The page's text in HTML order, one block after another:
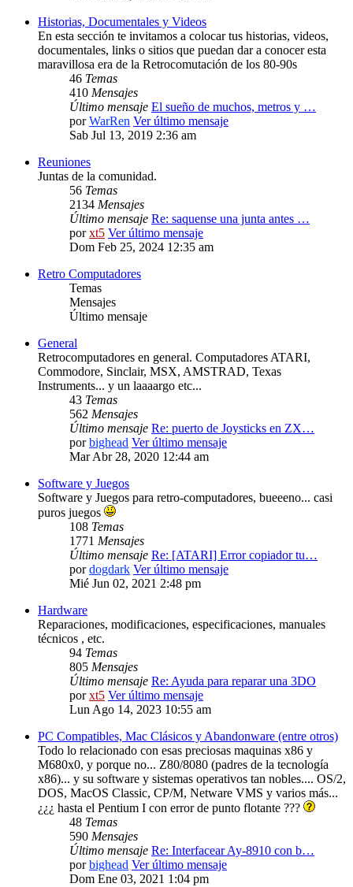
Historias, Documentales y Videos
En esta sección te invitamos a colocar tus historias, videos,
documentales, links o sitios que puedan dar a conocer esta
maravillosa era de la Retrocomutación de los 80-90s
46 Temas
410 Mensajes
Último mensaje El sueño de muchos, metros y …
porWarRen Ver último mensaje
Sab Jul 13, 2019 2:36 am
Reuniones
Juntas de la comunidad.
56 Temas
2134 Mensajes
Último mensaje Re: saquense una junta antes …
porxt5 Ver último mensaje
Dom Feb 25, 2024 12:35 am
Retro Computadores
Temas
Mensajes
Último mensaje
General
Retrocomputadores en general. Computadores ATARI,
Commodore, Sinclair, MSX, AMSTRAD, Texas
Instruments... y un laaaargo etc...
43 Temas
562 Mensajes
Último mensaje Re: puerto de Joysticks en ZX…
porbighead Ver último mensaje
Mar Abr 28, 2020 12:44 am
Software y Juegos
Software y Juegos para retro-computadores, bueeeno... casi
puros juegos
108 Temas
1771 Mensajes
Último mensaje Re: [ATARI] Error copiador tu…
pordogdark Ver último mensaje
Mié Jun 02, 2021 2:48 pm
Hardware
Reparaciones, modificaciones, especificaciones, manuales
técnicos , etc.
94 Temas
805 Mensajes
Último mensaje Re: Ayuda para reparar una 3DO
porxt5 Ver último mensaje
Lun Ago 14, 2023 10:55 am
PC Compatibles, Mac Clásicos y Abandonware (entre otros)
Todo lo relacionado con esas preciosas maquinas x86 y
M680x0, y porque no... Z80/8080 (padres de la tecnología
x86)... y su software y sistemas operativos tan nobles.... OS/2,
DOS, MacOS Classic, CP/M, Netware VMS y varios más...
¿¿¿ hasta el Pentium I con error de punto flotante ???
48 Temas
590 Mensajes
Último mensaje Re: Interfacear Ay-8910 con b…
porbighead Ver último mensaje
Dom Ene 03, 2021 1:04 pm